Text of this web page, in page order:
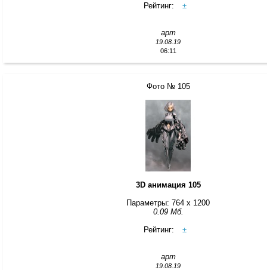
Рейтинг:
±
арт
19.08.19
06:11
Фото № 105
3D анимация 105
Параметры: 764 x 1200
0.09 Мб.
Рейтинг:
±
арт
19.08.19